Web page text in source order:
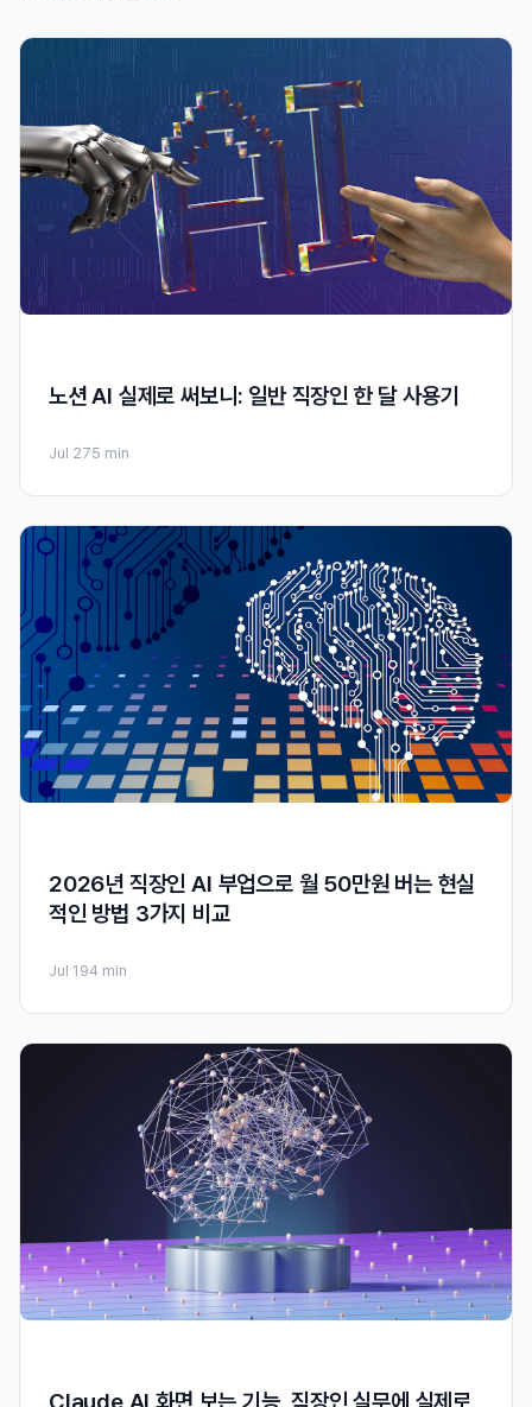
노션 AI 실제로 써보니: 일반 직장인 한 달 사용기
Jul 275 min
2026년 직장인 AI 부업으로 월 50만원 버는 현실
적인 방법 3가지 비교
Jul 194 min
Claude AI 화면 보는 기능, 직장인 실무에 실제로